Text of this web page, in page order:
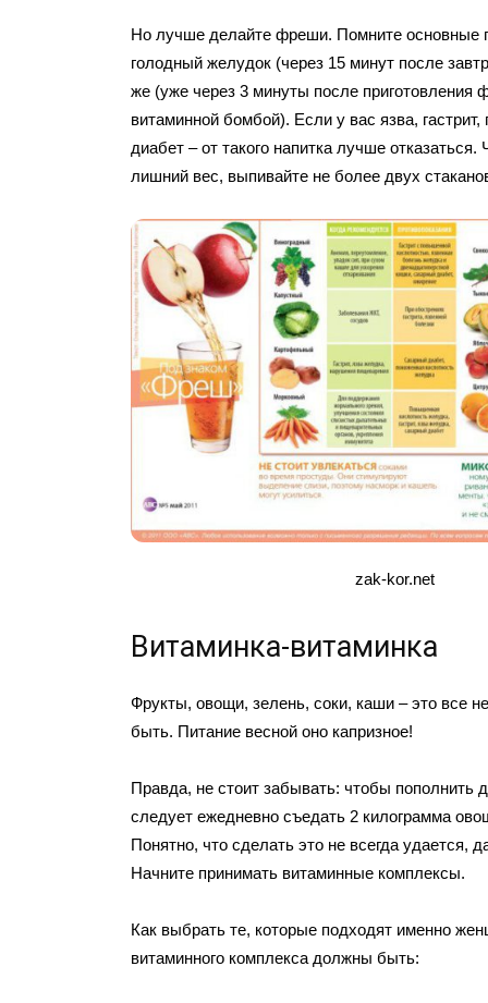
Но лучше делайте фреши. Помните основные
голодный желудок (через 15 минут после
же (уже через 3 минуты после приготовления
витаминной бомбой). Если у вас язва, гастрит,
диабет – от такого напитка лучше
лишний вес, выпивайте не более двух
zak-kor.net
Витаминка-витаминка
Фрукты, овощи, зелень, соки, каши – это все
быть. Питание весной оно капризное!
Правда, не стоит забывать: чтобы пополнить
следует ежедневно съедать 2 килограмма
Понятно, что сделать это не всегда удается,
Начните принимать витаминные комплексы.
Как выбрать те, которые подходят именно
витаминного комплекса должны быть: